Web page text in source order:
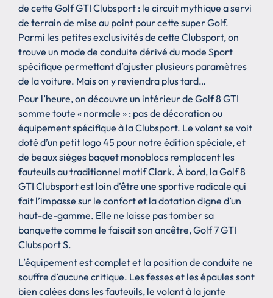
de cette Golf GTI Clubsport : le circuit mythique a servi
de terrain de mise au point pour cette super Golf.
Parmi les petites exclusivités de cette Clubsport, on
trouve un mode de conduite dérivé du mode Sport
spécifique permettant d’ajuster plusieurs paramètres
de la voiture. Mais on y reviendra plus tard…
Pour l’heure, on découvre un intérieur de Golf 8 GTI
somme toute « normale » : pas de décoration ou
équipement spécifique à la Clubsport. Le volant se voit
doté d’un petit logo 45 pour notre édition spéciale, et
de beaux sièges baquet monoblocs remplacent les
fauteuils au traditionnel motif Clark. À bord, la Golf 8
GTI Clubsport est loin d’être une sportive radicale qui
fait l’impasse sur le confort et la dotation digne d’un
haut-de-gamme. Elle ne laisse pas tomber sa
banquette comme le faisait son ancêtre, Golf 7 GTI
Clubsport S.
L’équipement est complet et la position de conduite ne
souffre d’aucune critique. Les fesses et les épaules sont
bien calées dans les fauteuils, le volant à la jante